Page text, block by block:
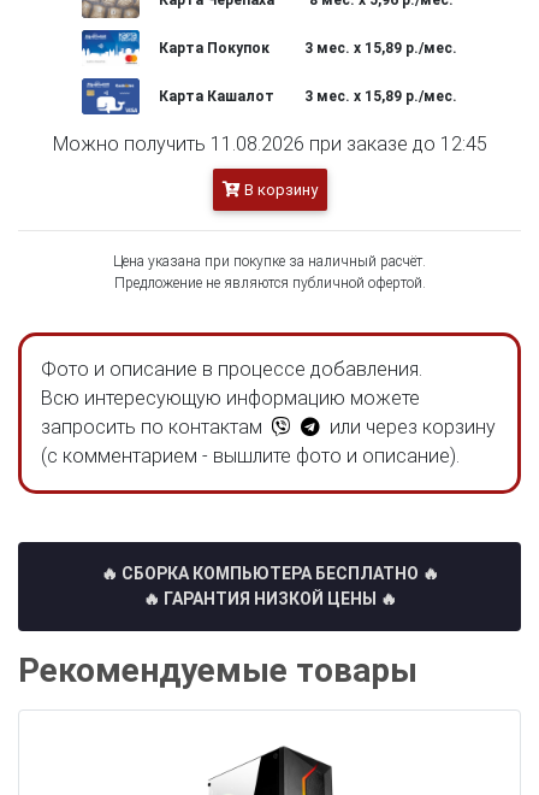
Карта Покупок 3 мес. х 15,89 р./мес.
Карта Кашалот 3 мес. х 15,89 р./мес.
Можно получить 11.08.2026 при заказе до 12:45
В корзину
Цена указана при покупке за наличный расчёт.
Предложение не являются публичной офертой.
Фото и описание в процессе добавления.
Всю интересующую информацию можете
запросить по контактам
или через корзину
(с комментарием - вышлите фото и описание).
🔥 СБОРКА КОМПЬЮТЕРА БЕСПЛАТНО 🔥
🔥 ГАРАНТИЯ НИЗКОЙ ЦЕНЫ 🔥
Рекомендуемые товары